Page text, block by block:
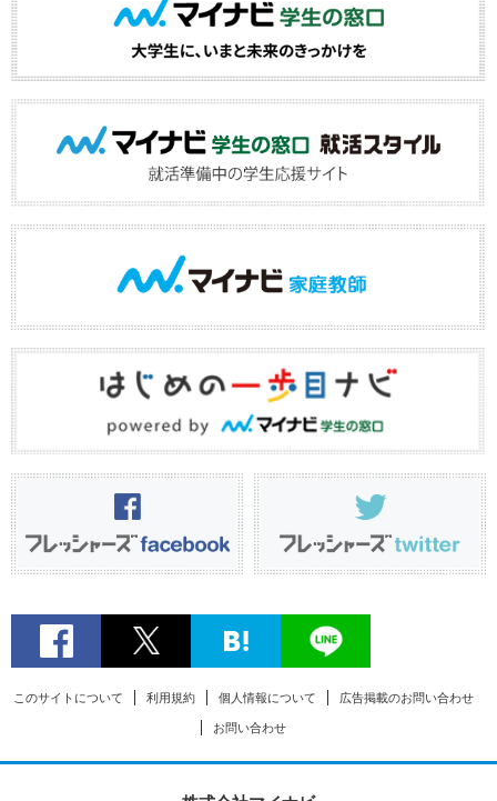
このサイトについて 利用規約 個人情報について 広告掲載のお問い合わせ
お問い合わせ